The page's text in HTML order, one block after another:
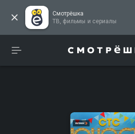
Смотрёшка
ТВ, фильмы и сериалы